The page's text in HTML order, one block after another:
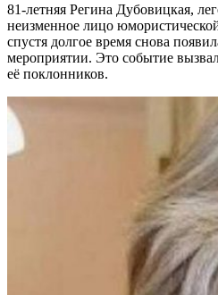
81-летняя Регина Дубовицкая,
неизменное лицо
спустя долгое время снова
мероприятии. Это событие
её поклонников.